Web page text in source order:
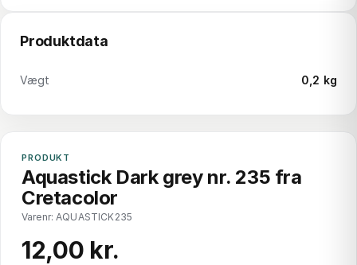
Produktdata
Vægt 0,2 kg
PRODUKT
Aquastick Dark grey nr. 235 fra
Cretacolor
Varenr: AQUASTICK235
12,00 kr.